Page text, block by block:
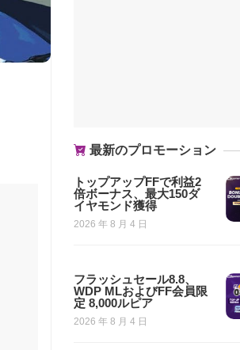
最新のプロモーション
トップアップFFで利益2
倍ボーナス、最大150ダ
イヤモンド獲得
2026 年 8 月 4 日
フラッシュセール8.8、
WDP MLおよびFF会員限
定 8,000ルピア
2026 年 8 月 4 日